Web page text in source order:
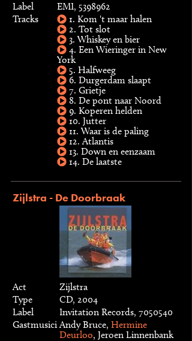
Label
EMI, 5398962
Tracks
1. Kom 't maar halen
2. Tot slot
3. Whiskey en bier
4. Een Wieringer in New
York
5. Halfweeg
6. Durgerdam slaapt
7. Grietje
8. De pont naar Noord
9. Koperen helden
10. Jutter
11. Waar is de paling
12. Atlantis
13. Down en eenzaam
14. De laatste
Zijlstra - De Doorbraak
Act
Zijlstra
Type
CD, 2004
Label
Invitation Records, 7050540
Gastmusici Andy Bruce, Hermine
Deurloo, Jeroen Linnenbank